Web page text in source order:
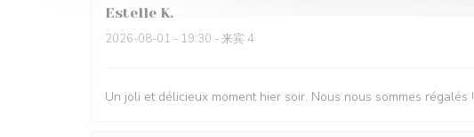
Estelle K
2026-08-01 - 19:30 - 来宾 4
Un joli et délicieux moment hier soir. Nous nous sommes régalés !